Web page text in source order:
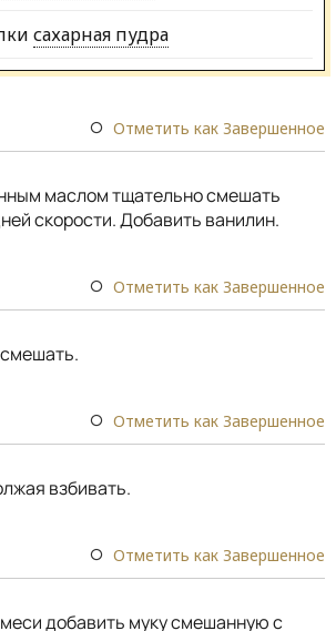
сахарная пудра
Отметить как Завершенное
маслом тщательно смешать
скорости. Добавить ванилин.
Отметить как Завершенное
Отметить как Завершенное
взбивать.
Отметить как Завершенное
добавить муку смешанную с